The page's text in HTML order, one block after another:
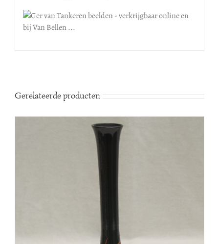
Gerelateerde producten